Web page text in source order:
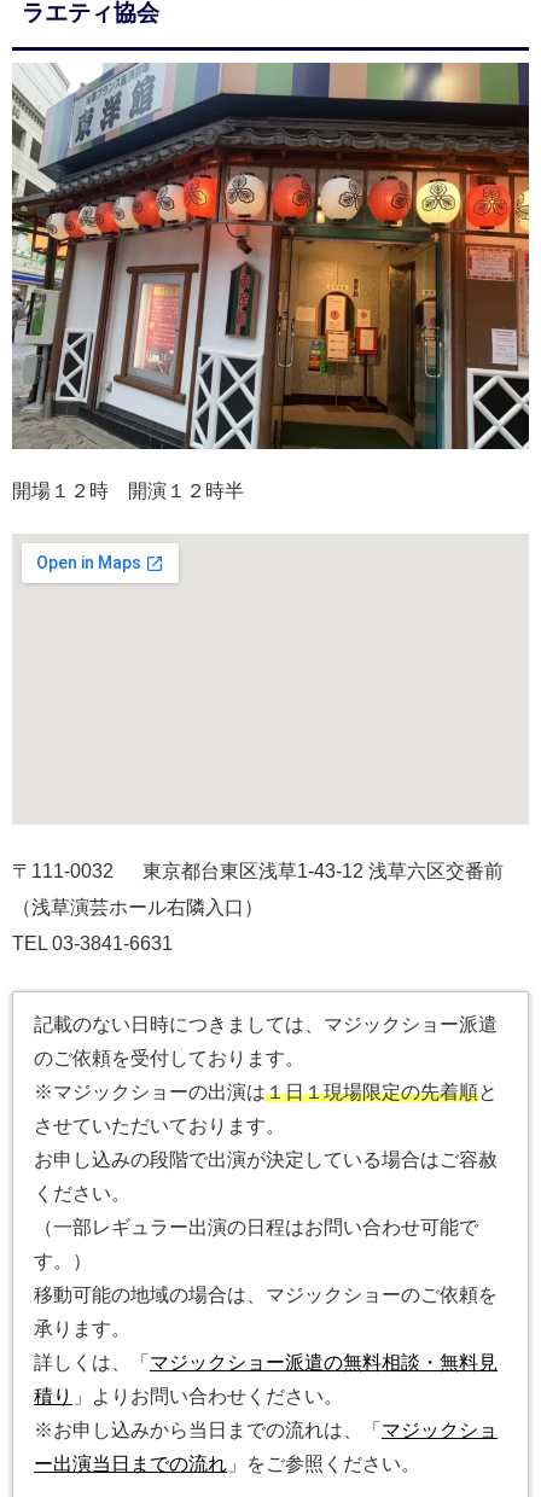
ラエティ協会
開場１２時 開演１２時半
〒111-0032 東京都台東区浅草1-43-12 浅草六区交番前
（浅草演芸ホール右隣入口）
TEL 03-3841-6631
記載のない日時につきましては、マジックショー派遣
のご依頼を受付しております。
※マジックショーの出演は１日１現場限定の先着順と
させていただいております。
お申し込みの段階で出演が決定している場合はご容赦
ください。
（一部レギュラー出演の日程はお問い合わせ可能で
す。）
移動可能の地域の場合は、マジックショーのご依頼を
承ります。
詳しくは、「 マジックショー派遣の無料相談・無料見
積り 」よりお問い合わせください。
※お申し込みから当日までの流れは、「 マジックショ
ー出演当日までの流れ 」をご参照ください。